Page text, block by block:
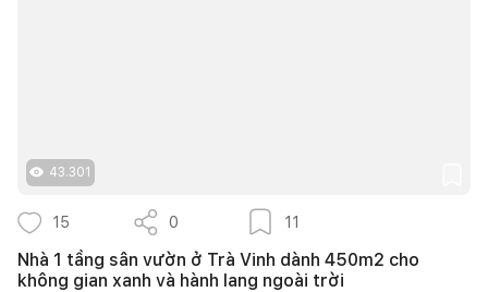
43.301
15 0 11
Nhà 1 tầng sân vườn ở Trà Vinh dành 450m2 cho
không gian xanh và hành lang ngoài trời